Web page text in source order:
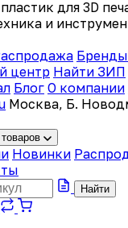
для 3D
и
Бренды
центр Найти ЗИП
Блог О компании
Москва, Б.
Новинки
Найти